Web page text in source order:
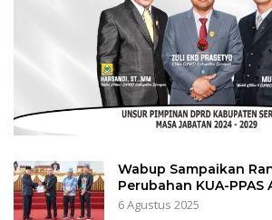
Wabup Sampaikan
Perubahan KUA-PPAS
6 Agustus 2025